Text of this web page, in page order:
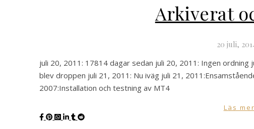
Arkiverat
20 juli,
juli 20, 2011: 17814 dagar sedan juli 20, 2011: Ingen
blev droppen juli 21, 2011: Nu iväg juli 21,
2007:Installation och testning av MT4
Läs mer